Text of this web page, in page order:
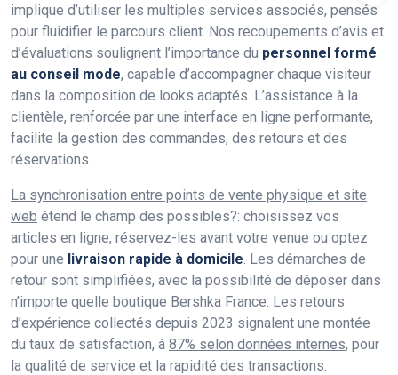
implique d’utiliser les multiples services associés, pensés
pour fluidifier le parcours client. Nos recoupements d’avis et
d’évaluations soulignent l’importance du personnel formé
au conseil mode, capable d’accompagner chaque visiteur
dans la composition de looks adaptés. L’assistance à la
clientèle, renforcée par une interface en ligne performante,
facilite la gestion des commandes, des retours et des
réservations.
La synchronisation entre points de vente physique et site
web étend le champ des possibles?: choisissez vos
articles en ligne, réservez-les avant votre venue ou optez
pour une livraison rapide à domicile . Les démarches de
retour sont simplifiées, avec la possibilité de déposer dans
n’importe quelle boutique Bershka France. Les retours
d’expérience collectés depuis 2023 signalent une montée
du taux de satisfaction, à 87% selon données internes, pour
la qualité de service et la rapidité des transactions.